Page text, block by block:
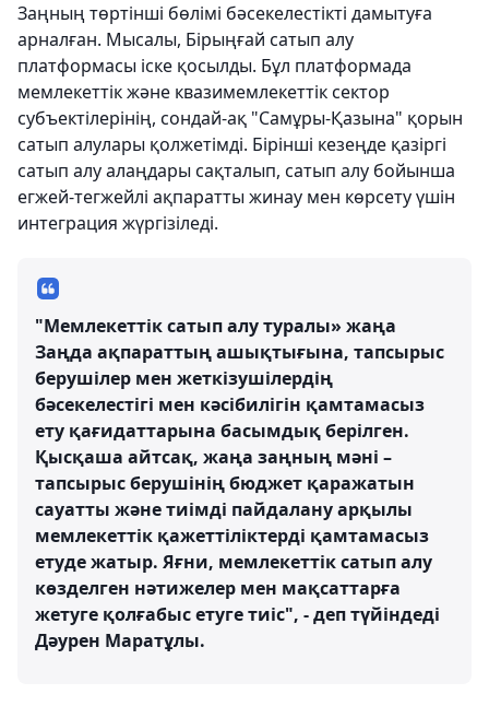
Заңның төртінші бөлімі бәсекелестікті дамытуға
арналған. Мысалы, Бірыңғай сатып алу
платформасы іске қосылды. Бұл платформада
мемлекеттік және квазимемлекеттік сектор
субъектілерінің, сондай-ақ "Самұры-Қазына" қорын
сатып алулары қолжетімді. Бірінші кезеңде қазіргі
сатып алу алаңдары сақталып, сатып алу бойынша
егжей-тегжейлі ақпаратты жинау мен көрсету үшін
интеграция жүргізіледі.
"Мемлекеттік сатып алу туралы» жаңа
Заңда ақпараттың ашықтығына, тапсырыс
берушілер мен жеткізушілердің
бәсекелестігі мен кәсібилігін қамтамасыз
ету қағидаттарына басымдық берілген.
Қысқаша айтсақ, жаңа заңның мәні –
тапсырыс берушінің бюджет қаражатын
сауатты және тиімді пайдалану арқылы
мемлекеттік қажеттіліктерді қамтамасыз
етуде жатыр. Яғни, мемлекеттік сатып алу
көзделген нәтижелер мен мақсаттарға
жетуге қолғабыс етуге тиіс", - деп түйіндеді
Дәурен Маратұлы.